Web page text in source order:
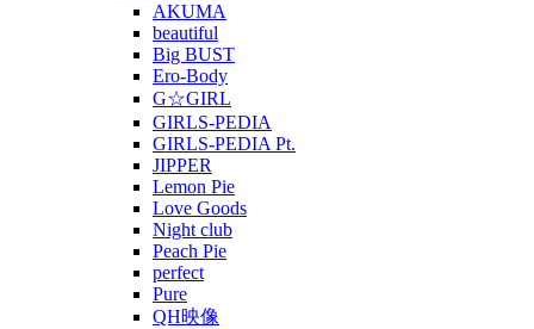
AKUMA
beautiful
Big BUST
Ero-Body
G☆GIRL
GIRLS-PEDIA
GIRLS-PEDIA Pt.
JIPPER
Lemon Pie
Love Goods
Night club
Peach Pie
perfect
Pure
QH映像